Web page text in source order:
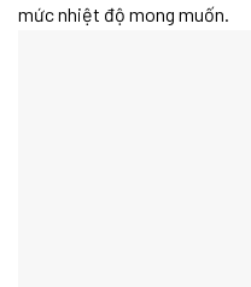
mức nhiệt độ mong muốn.